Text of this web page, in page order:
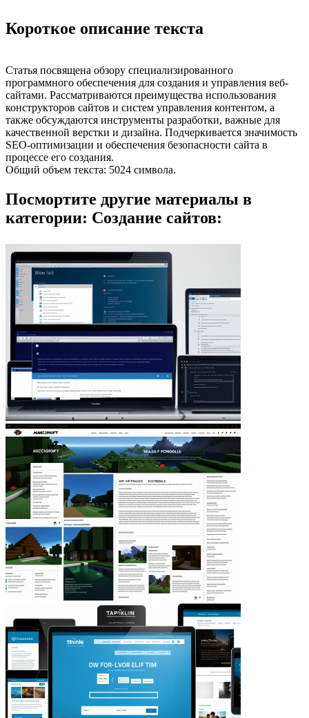
Короткое описание текста
Статья посвящена обзору специализированного
программного обеспечения для создания и управления веб-
сайтами. Рассматриваются преимущества использования
конструкторов сайтов и систем управления контентом, а
также обсуждаются инструменты разработки, важные для
качественной верстки и дизайна. Подчеркивается значимость
SEO-оптимизации и обеспечения безопасности сайта в
процессе его создания.
Общий объем текста: 5024 символа.
Посмортите другие материалы в
категории: Создание сайтов: